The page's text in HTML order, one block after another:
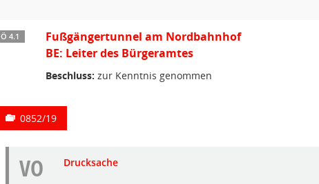
Ö 4.1
Fußgängertunnel am Nordbahnhof
BE: Leiter des Bürgeramtes
Beschluss: zur Kenntnis genommen
0852/19
VO Drucksache